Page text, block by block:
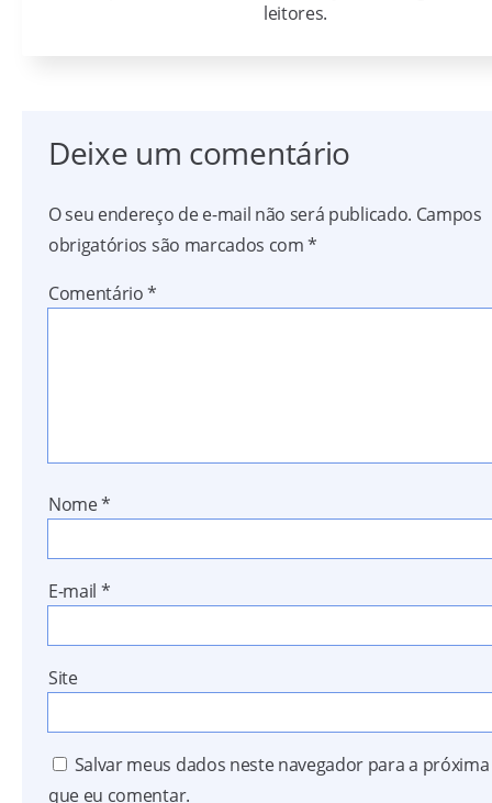
leitores.
Deixe um comentário
O seu endereço de e-mail não será publicado. Campos
obrigatórios são marcados com*
Comentário*
Nome*
E-mail *
Site
Salvar meus dados neste navegador para a próxima
que eu comentar.